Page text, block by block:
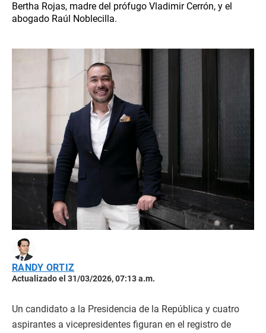
Bertha Rojas, madre del prófugo Vladimir Cerrón, y el
abogado Raúl Noblecilla.
RANDY ORTIZ
Actualizado el 31/03/2026, 07:13 a.m.
Un candidato a la Presidencia de la República y cuatro
aspirantes a vicepresidentes figuran en el registro de